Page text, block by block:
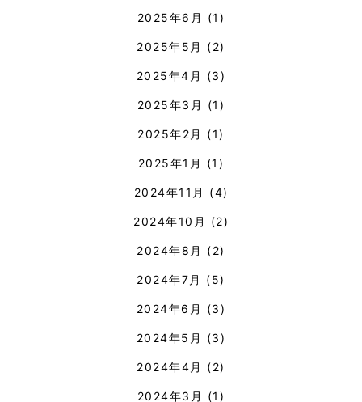
2025年6月 (1)
2025年5月 (2)
2025年4月 (3)
2025年3月 (1)
2025年2月 (1)
2025年1月 (1)
2024年11月 (4)
2024年10月 (2)
2024年8月 (2)
2024年7月 (5)
2024年6月 (3)
2024年5月 (3)
2024年4月 (2)
2024年3月 (1)